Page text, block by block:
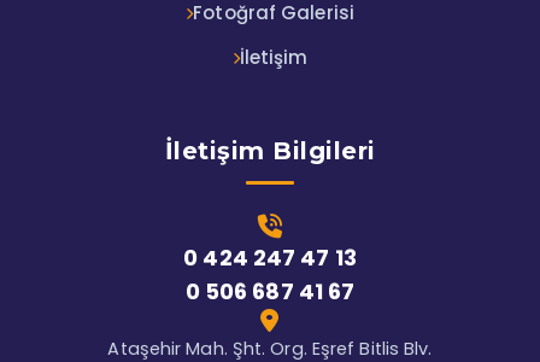
Fotoğraf Galerisi
İletişim
İletişim Bilgileri
0 424 247 47 13
0 506 687 41 67
Ataşehir Mah. Şht. Org. Eşref Bitlis Blv.